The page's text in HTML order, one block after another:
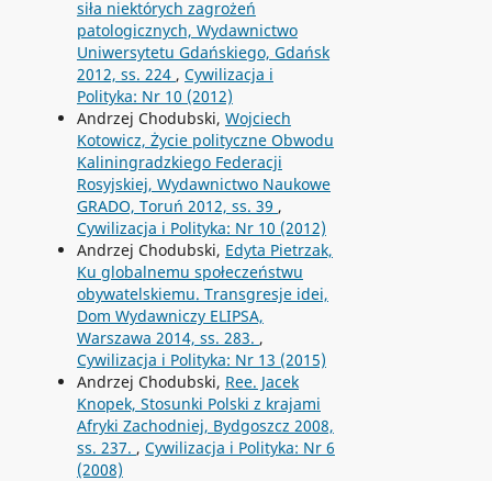
siła niektórych zagrożeń
patologicznych, Wydawnictwo
Uniwersytetu Gdańskiego, Gdańsk
2012, ss. 224 , Cywilizacja i
Polityka: Nr 10 (2012)
Andrzej Chodubski, Wojciech
Kotowicz, Życie polityczne Obwodu
Kaliningradzkiego Federacji
Rosyjskiej, Wydawnictwo Naukowe
GRADO, Toruń 2012, ss. 39 ,
Cywilizacja i Polityka: Nr 10 (2012)
Andrzej Chodubski, Edyta Pietrzak,
Ku globalnemu społeczeństwu
obywatelskiemu. Transgresje idei,
Dom Wydawniczy ELIPSA,
Warszawa 2014, ss. 283. ,
Cywilizacja i Polityka: Nr 13 (2015)
Andrzej Chodubski, Ree. Jacek
Knopek, Stosunki Polski z krajami
Afryki Zachodniej, Bydgoszcz 2008,
ss. 237. , Cywilizacja i Polityka: Nr 6
(2008)